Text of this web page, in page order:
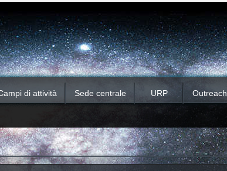
di attività Sede centrale URP Outreach